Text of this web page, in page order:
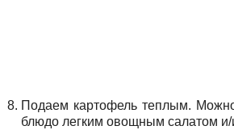
Подаем картофель теплым.
блюдо легким овощным салатом и/